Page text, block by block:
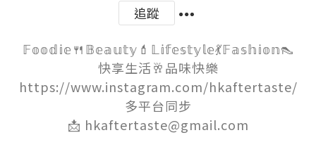
追蹤
𝔽𝕠𝕠𝕕𝕚𝕖🍴𝔹𝕖𝕒𝕦𝕥𝕪💄𝕃𝕚𝕗𝕖𝕤𝕥𝕪𝕝𝕖💃𝔽𝕒𝕤𝕙𝕚𝕠𝕟👠
快享生活🥂品味快樂
https://www.instagram.com/hkaftertaste/
多平台同步
📩 hkaftertaste@gmail.com